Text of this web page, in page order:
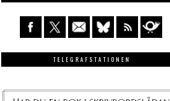
TELEGRAFSTATIONEN